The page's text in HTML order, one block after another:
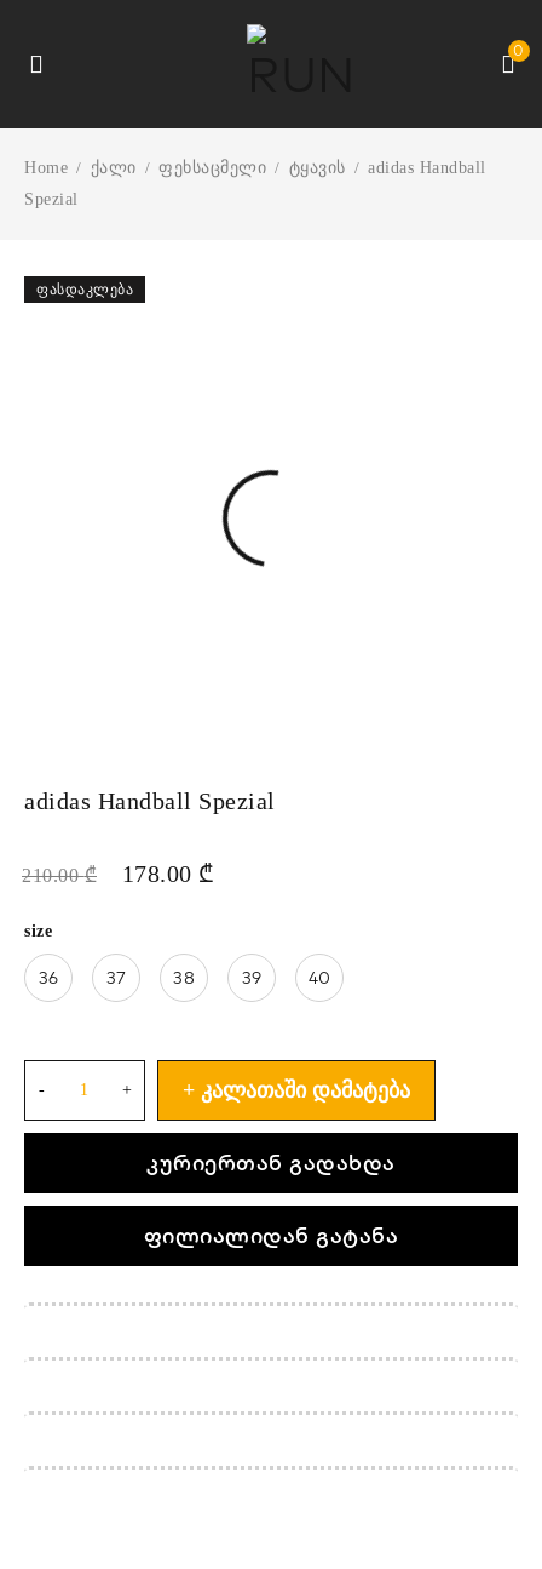
0
Home / ქალი / ფეხსაცმელი / ტყავის / adidas Handball
Spezial
ᲤᲐᲡᲓᲐᲙᲚᲔᲑᲐ
adidas Handball Spezial
210.00₾ 178.00 ₾
size
36 37 38 39 40
ᲙᲐᲚᲐᲗᲐᲨᲘ ᲓᲐᲛᲐᲢᲔᲑᲐ
კურიერთან გადახდა
ფილიალიდან გატანა